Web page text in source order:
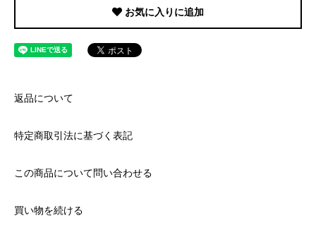
お気に入りに追加
返品について
特定商取引法に基づく表記
この商品について問い合わせる
買い物を続ける